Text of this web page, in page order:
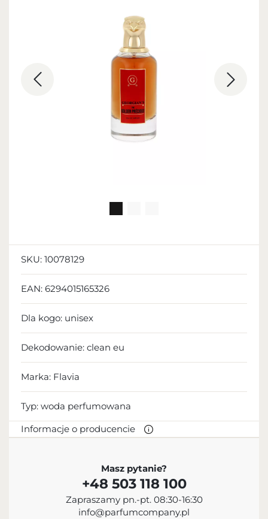
SKU: 10078129
EAN: 6294015165326
Dla kogo: unisex
Dekodowanie: clean eu
Marka: Flavia
Typ: woda perfumowana
Informacje o producencie
Sterling Parfums LLC
+9714 885 5588
info@sterling.ae
Masz pytanie?
+48 503 118 100
Zapraszamy pn.-pt. 08:30-16:30
info@parfumcompany.pl